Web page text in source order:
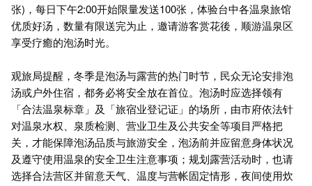
张)，每日下午2:00开始限量发送100张，体验台中各温泉旅馆
优质好汤，数量有限送完为止，邀请游客赏花後，顺游温泉区
享受疗癒的泡汤时光。
观旅局提醒，冬季是泡汤与露营的热门时节，民众无论安排泡
汤或户外住宿，都务必将安全放在首位。泡汤时应选择领有
「合法温泉标章」及「旅宿业登记证」的场所，由市府依法针
对温泉水权、泉质检测、营业卫生及公共安全等项目严格把
关，才能保障泡汤品质与旅游安全，泡汤前并应留意身体状况
及遵守使用温泉的安全卫生注意事项；规划露营活动时，也请
选择合法营区并留意天气、温度与营帐固定情形，夜间使用炊